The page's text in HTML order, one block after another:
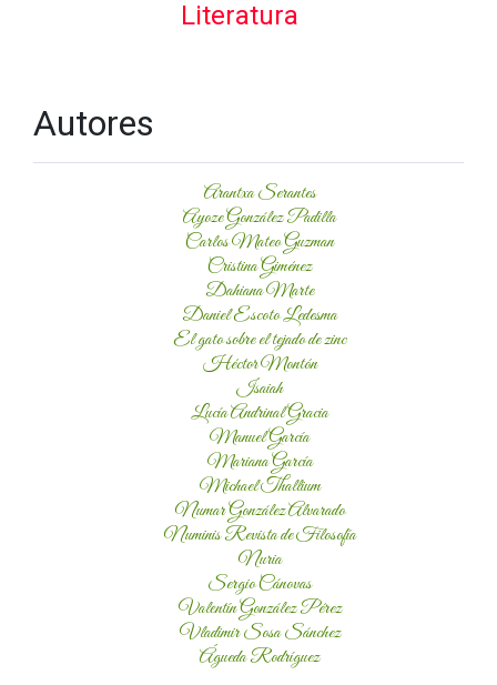
Literatura
Autores
Arantxa Serantes
Ayoze González Padilla
Carlos Mateo Guzman
Cristina Giménez
Dahiana Marte
Daniel Escoto Ledesma
El gato sobre el tejado de zinc
Héctor Montón
Isaiah
Lucía Andrinal Gracia
Manuel García
Mariana García
Michael Thallium
Numar González Alvarado
Numinis Revista de Filosofía
Nuria
Sergio Cánovas
Valentín González Pérez
Vladimir Sosa Sánchez
Águeda Rodríguez